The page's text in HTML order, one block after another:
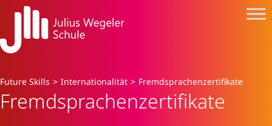
Future Skills > Internationalität > Fremdsprachenzertifikate
Fremdsprachenzertifikate